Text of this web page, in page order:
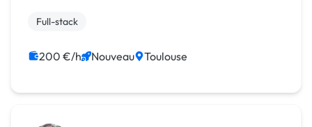
Full-stack
200 €/h Nouveau Toulouse